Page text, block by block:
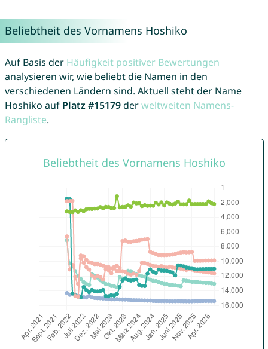
Beliebtheit des Vornamens Hoshiko
Auf Basis der Häufigkeit positiver Bewertungen
analysieren wir, wie beliebt die Namen in den
verschiedenen Ländern sind. Aktuell steht der Name
Hoshiko auf Platz #15179derweltweiten Namens-
Rangliste.